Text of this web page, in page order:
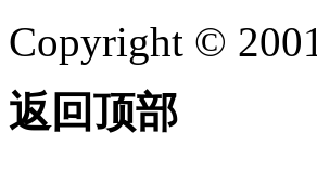
Copyright ©
返回顶部